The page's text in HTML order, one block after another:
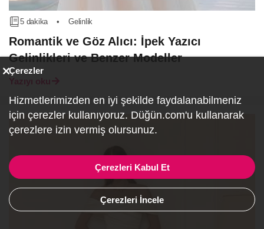
5 dakika • Gelinlik
Romantik ve Göz Alıcı: İpek Yazıcı
Gelinlikleri ve Benzer Modeller
Yazıyı oku
Çerezler
Hizmetlerimizden en iyi şekilde faydalanabilmeniz
için çerezler kullanıyoruz. Düğün.com'u kullanarak
çerezlere izin vermiş olursunuz.
Çerezleri Kabul Et
Çerezleri İncele